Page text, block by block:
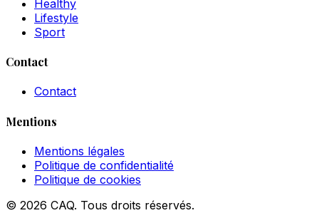
Healthy
Lifestyle
Sport
Contact
Contact
Mentions
Mentions légales
Politique de confidentialité
Politique de cookies
© 2026 CAQ. Tous droits réservés.